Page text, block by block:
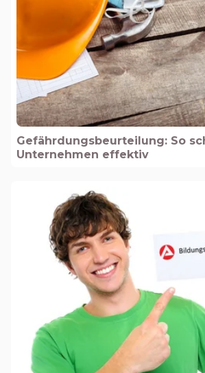
Gefährdungsbeurteilung: So
Unternehmen effektiv